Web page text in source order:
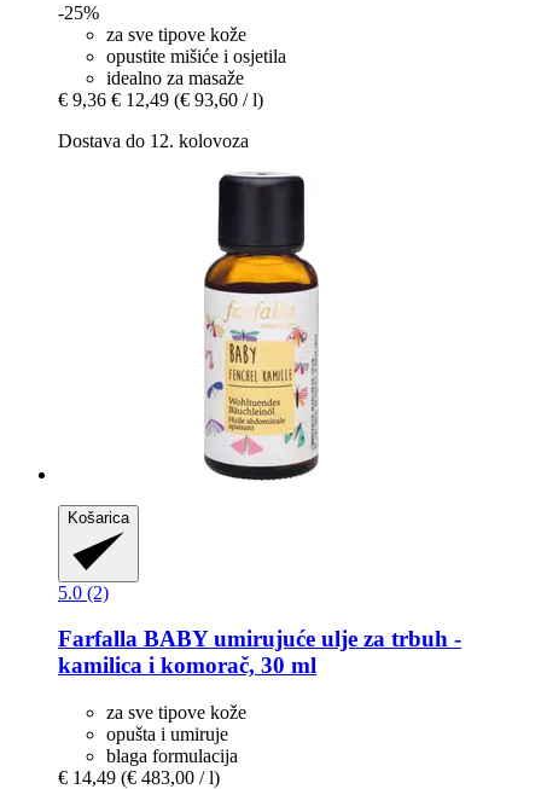
-25%
za sve tipove kože
opustite mišiće i osjetila
idealno za masaže
€ 9,36 € 12,49 (€ 93,60 / l)
Dostava do 12. kolovoza
Košarica
5.0 (2)
Farfalla BABY umirujuće ulje za trbuh -​
kamilica i komorač, 30 ml
za sve tipove kože
opušta i umiruje
blaga formulacija
€ 14,49 (€ 483,00 / l)